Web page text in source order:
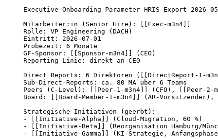
Executive-Onboarding-Parameter HRIS-Export 2026-
Mitarbeiter:in (Senior Hire): [[Exec-m3n4]]
Rolle: VP Engineering (DACH)
Eintritt: 2026-07-01
Probezeit: 6 Monate
GF-Sponsor: [[Sponsor-m3n4]] (CEO)
Reporting-Linie: direkt an CEO
Direct Reports: 6 Direktoren ([[DirectReport-1-
Sub-Direct-Reports: ca. 80 MA über 6 Teams
Peers (C-Level): [[Peer-1-m3n4]] (CFO), [[Peer-2-
Board: [[Board-Member-1-m3n4]] (AR-
Strategische Initiativen (geerbt):
- [[Initiative-Alpha]] (Cloud-Migration, 60 %)
- [[Initiative-Beta]] (Reorganisation Hamburg/
- [[Initiative-Gamma]] (KI-Strategie,